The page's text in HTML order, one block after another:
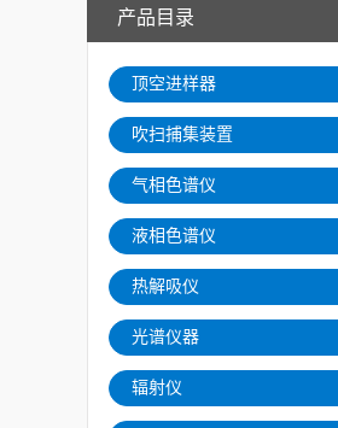
产品目录
顶空进样器
吹扫捕集装置
气相色谱仪
液相色谱仪
热解吸仪
光谱仪器
辐射仪